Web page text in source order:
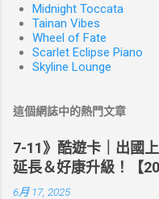
Midnight Toccata
Tainan Vibes
Wheel of Fate
Scarlet Eclipse Piano
Skyline Lounge
這個網誌中的熱門文章
7-11》酷遊卡｜出國
延長＆好康升級！【
6月 17, 2025